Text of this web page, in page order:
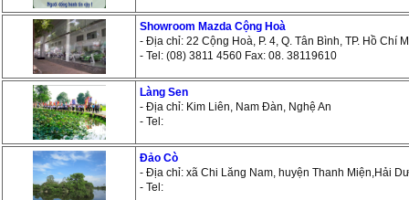
Showroom Mazda Cộng Hoà
- Địa chỉ: 22 Cộng Hoà, P. 4, Q. Tân Bình, TP. Hồ Chí
- Tel: (08) 3811 4560 Fax: 08. 38119610
Làng Sen
- Địa chỉ: Kim Liên, Nam Đàn, Nghệ An
- Tel:
Đảo Cò
- Địa chỉ: xã Chi Lăng Nam, huyện Thanh Miện,Hải
- Tel: